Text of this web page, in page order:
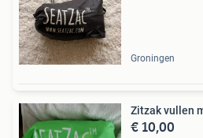
Groningen
Zitzak vullen
€ 10,00